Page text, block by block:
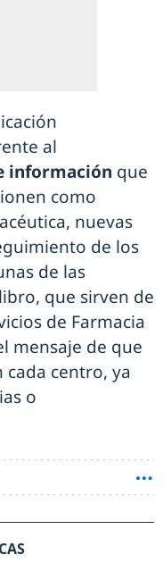
al
información que
como
nuevas
de los
de las
que sirven de
de Farmacia
mensaje de que
centro, ya
o